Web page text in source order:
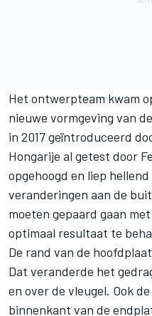
Het ontwerpteam kwam
nieuwe vormgeving van
in 2017 geïntroduceerd
Hongarije al getest door
opgehoogd en liep
veranderingen aan de
moeten gepaard gaan
optimaal resultaat te
De rand van de
Dat veranderde het
en over de vleugel. Ook
binnenkant van de